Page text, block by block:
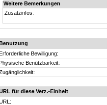
Weitere Bemerkungen
Zusatzinfos:
Bewilligung:
Benützbarkeit:
für diese Verz.-Einheit